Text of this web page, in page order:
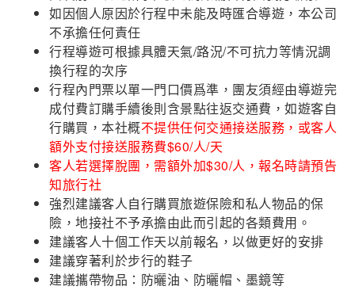
如因個人原因於行程中未能及時匯合導遊，本公司
不承擔任何責任
行程導遊可根據具體天氣/路況/不可抗力等情況調
換行程的次序
行程內門票以單一門口價爲準，團友須經由導遊完
成付費訂購手續後則含景點往返交通費，如遊客自
行購買，本社概不提供任何交通接送服務，或客人
額外支付接送服務費$60/人/天
客人若選擇脫團，需額外加$30/人，報名時請預告
知旅行社
強烈建議客人自行購買旅遊保險和私人物品的保
險，地接社不予承擔由此而引起的各類費用。
建議客人十個工作天以前報名，以做更好的安排
建議穿著利於步行的鞋子
建議攜帶物品：防曬油、防曬帽、墨鏡等